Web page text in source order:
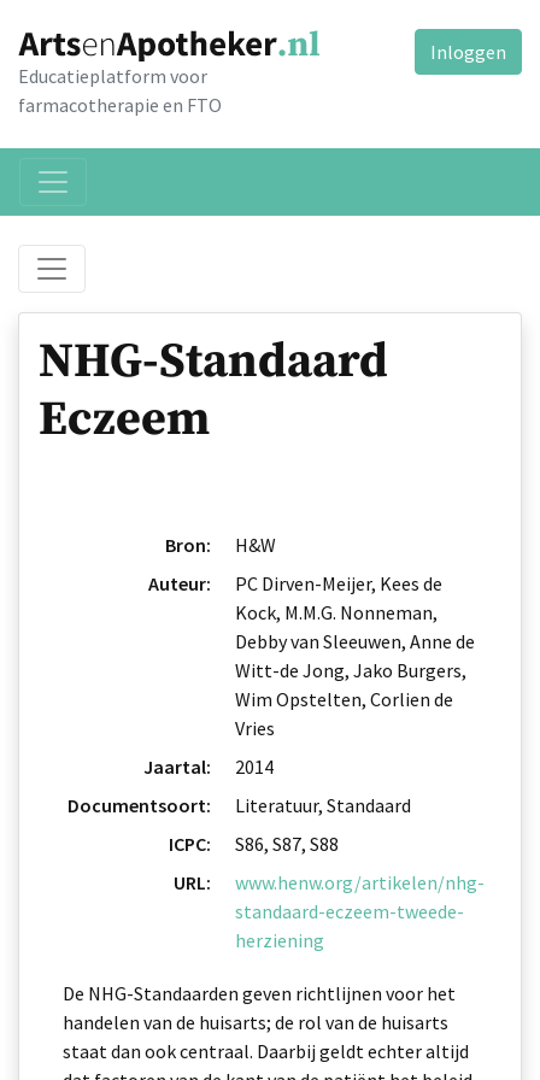
Educatieplatform voor
farmacotherapie en FTO
Inloggen
NHG-Standaard
Eczeem
Bron:
H&W
Auteur:
PC Dirven-Meijer, Kees de
Kock, M.M.G. Nonneman,
Debby van Sleeuwen, Anne de
Witt-de Jong, Jako Burgers,
Wim Opstelten, Corlien de
Vries
Jaartal:
2014
Documentsoort:
Literatuur, Standaard
ICPC:
S86, S87, S88
URL:
www.henw.org/artikelen/nhg-
standaard-eczeem-tweede-
herziening
De NHG-Standaarden geven richtlijnen voor het
handelen van de huisarts; de rol van de huisarts
staat dan ook centraal. Daarbij geldt echter altijd